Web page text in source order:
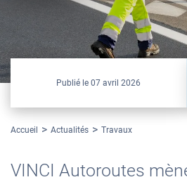
Publié le07 avril 2026
Accueil Actualités Travaux
VINCI Autoroutes